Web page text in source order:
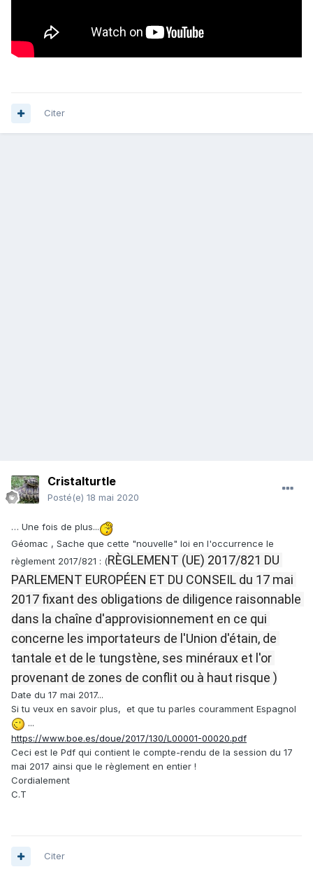
Citer
Cristalturtle
Posté(e) 18 mai 2020
… Une fois de plus...
Géomac , Sache que cette "nouvelle" loi en l'occurrence le
règlement 2017/821 : (RÈGLEMENT (UE) 2017/821 DU
PARLEMENT EUROPÉEN ET DU CONSEIL du 17 mai
2017 fixant des obligations de diligence raisonnable
dans la chaîne d'approvisionnement en ce qui
concerne les importateurs de l'Union d'étain, de
tantale et de le tungstène, ses minéraux et l'or
provenant de zones de conflit ou à haut risque )
Date du 17 mai 2017...
Si tu veux en savoir plus, et que tu parles couramment Espagnol
...
https://www.boe.es/doue/2017/130/L00001-00020.pdf
Ceci est le Pdf qui contient le compte-rendu de la session du 17
mai 2017 ainsi que le règlement en entier !
Cordialement
C.T
Citer